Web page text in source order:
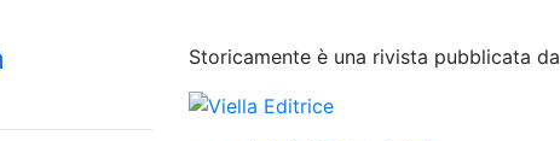
Storicamente è una rivista pubblicata da